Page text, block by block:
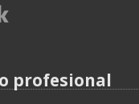
profesional